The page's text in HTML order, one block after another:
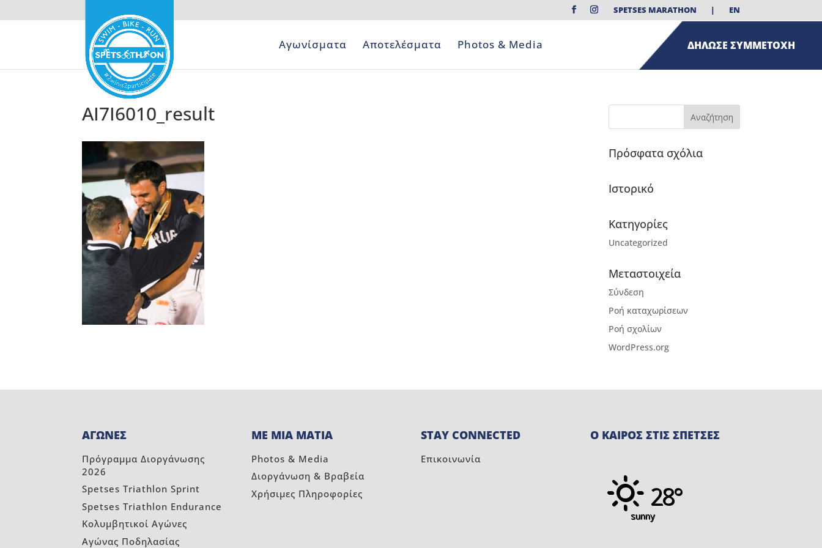
SPETSES MARATHON | EN
Αγωνίσματα Αποτελέσματα Photos & Media ΔΗΛΩΣΕ ΣΥΜΜΕΤΟΧΗ
AI7I6010_result
Πρόσφατα σχόλια
Ιστορικό
Kατηγορίες
Uncategorized
Μεταστοιχεία
Σύνδεση
Ροή καταχωρίσεων
Ροή σχολίων
WordPress.org
ΑΓΩΝΕΣ
Πρόγραμμα Διοργάνωσης
2026
Spetses Triathlon Sprint
Spetses Triathlon Endurance
Κολυμβητικοί Αγώνες
Αγώνας Ποδηλασίας
ΜΕ ΜΙΑ ΜΑΤΙΑ
Photos & Media
Διοργάνωση & Βραβεία
Χρήσιμες Πληροφορίες
STAY CONNECTED
Επικοινωνία
Ο ΚΑΙΡΟΣ ΣΤΙΣ ΣΠΕΤΣΕΣ
28°
sunny